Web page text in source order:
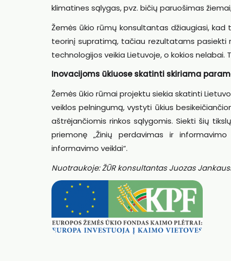
klimatines sąlygas, pvz. bičių paruošimas
Žemės ūkio rūmų konsultantas džiaugiasi,
teorinį supratimą, tačiau rezultatams pasiekti
technologijos veikia Lietuvoje, o kokios
Inovacijoms ūkiuose skatinti skiriama
Žemės ūkio rūmai projektu siekia skatinti
veiklos pelningumą, vystyti ūkius
aštrėjančiomis rinkos sąlygomis. Siekti šių
priemonę „Žinių perdavimas ir
informavimo veiklai“.
Nuotraukoje: ŽŪR konsultantas Juozas